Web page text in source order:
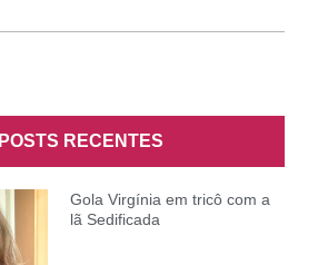
POSTS RECENTES
Gola Virgínia em tricô com a
lã Sedificada